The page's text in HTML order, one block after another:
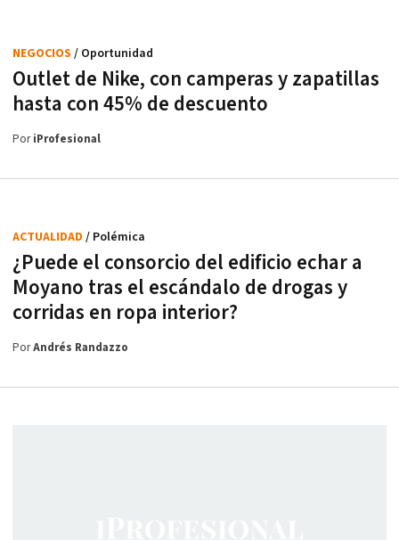
Outlet de Nike, con camperas y zapatillas
hasta con 45% de descuento
NEGOCIOS / Oportunidad
PoriProfesional
¿Puede el consorcio del edificio echar a
Moyano tras el escándalo de drogas y
corridas en ropa interior?
ACTUALIDAD / Polémica
PorAndrés Randazzo